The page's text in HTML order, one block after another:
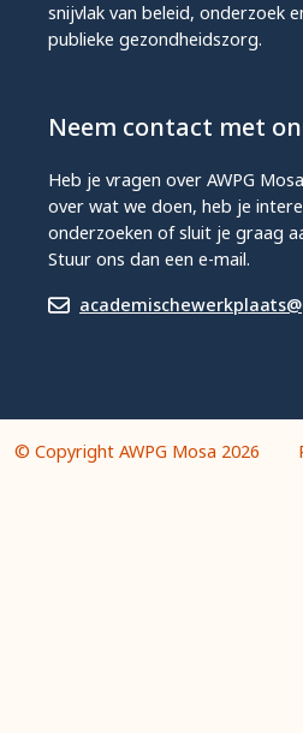
snijvlak van beleid, onderzoek
publieke gezondheidszorg.
Neem contact met
Heb je vragen over AWPG
over wat we doen, heb je
onderzoeken of sluit je graag
Stuur ons dan een e-mail.
© Copyright AWPG Mosa 2026